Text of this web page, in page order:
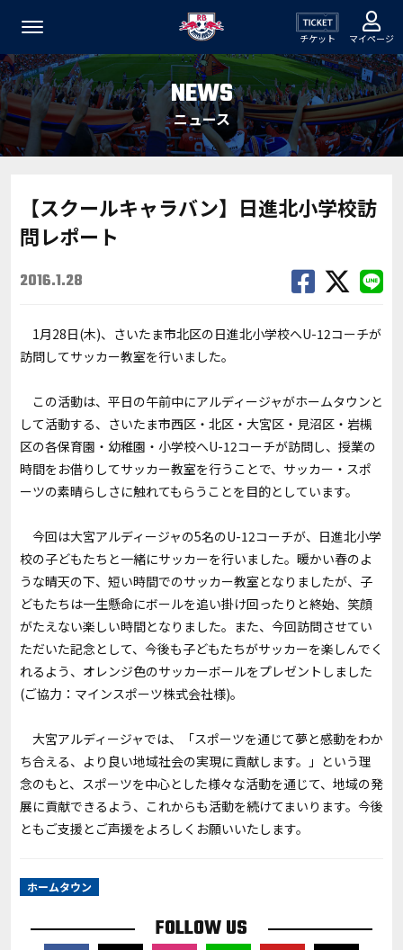
チケット マイページ
NEWS
ニュース
【スクールキャラバン】日進北小学校訪
問レポート
2016.1.28
1月28日(木)、さいたま市北区の日進北小学校へU-12コーチが
訪問してサッカー教室を行いました。
この活動は、平日の午前中にアルディージャがホームタウンと
して活動する、さいたま市西区・北区・大宮区・見沼区・岩槻
区の各保育園・幼稚園・小学校へU-12コーチが訪問し、授業の
時間をお借りしてサッカー教室を行うことで、サッカー・スポ
ーツの素晴らしさに触れてもらうことを目的としています。
今回は大宮アルディージャの5名のU-12コーチが、日進北小学
校の子どもたちと一緒にサッカーを行いました。暖かい春のよ
うな晴天の下、短い時間でのサッカー教室となりましたが、子
どもたちは一生懸命にボールを追い掛け回ったりと終始、笑顔
がたえない楽しい時間となりました。また、今回訪問させてい
ただいた記念として、今後も子どもたちがサッカーを楽しんでく
れるよう、オレンジ色のサッカーボールをプレゼントしました
(ご協力：マインスポーツ株式会社様)。
大宮アルディージャでは、「スポーツを通じて夢と感動をわか
ち合える、より良い地域社会の実現に貢献します。」という理
念のもと、スポーツを中心とした様々な活動を通じて、地域の発
展に貢献できるよう、これからも活動を続けてまいります。今後
ともご支援とご声援をよろしくお願いいたします。
ホームタウン
FOLLOW US